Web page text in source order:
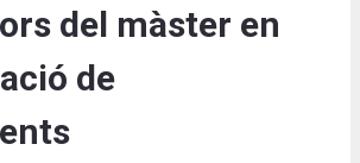
del màster en
de